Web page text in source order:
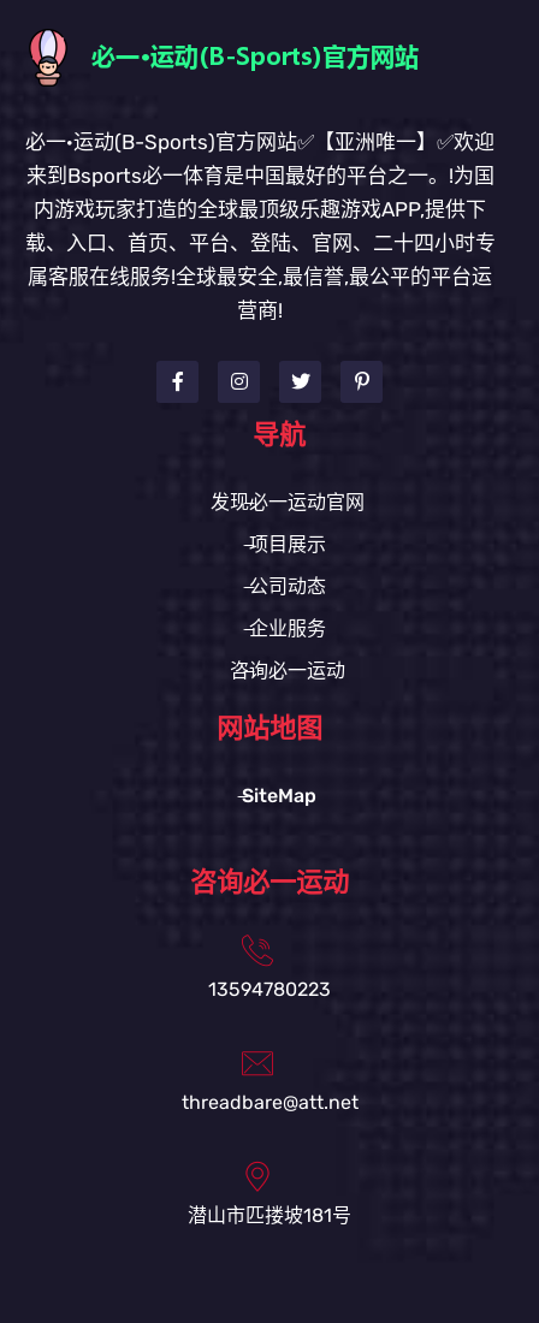
必一·运动(B-Sports)官方网站✅【亚洲唯一】✅欢迎
来到Bsports必一体育是中国最好的平台之一。!为国
内游戏玩家打造的全球最顶级乐趣游戏APP,提供下
载、入口、首页、平台、登陆、官网、二十四小时专
属客服在线服务!全球最安全,最信誉,最公平的平台运
营商!
导航
发现必一运动官网
项目展示
公司动态
企业服务
咨询必一运动
网站地图
SiteMap
咨询必一运动
13594780223
threadbare@att.net
潜山市匹搂坡181号